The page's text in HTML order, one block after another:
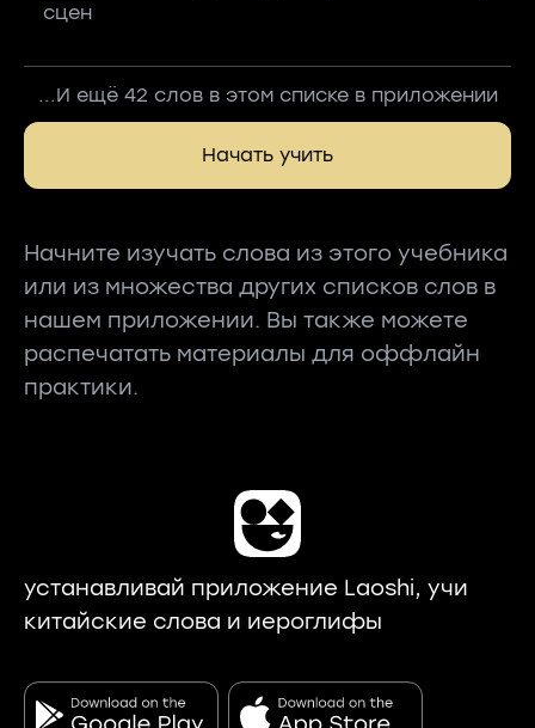
сцен
...И ещё 42 слов в этом списке в приложении
Начать учить
Начните изучать слова из этого учебника
или из множества других списков слов в
нашем приложении. Вы также можете
распечатать материалы для оффлайн
практики.
устанавливай приложение Laoshi, учи
китайские слова и иероглифы